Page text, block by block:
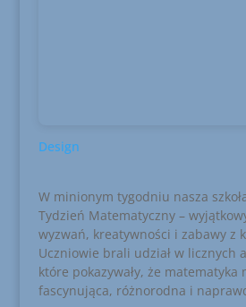
Design
W minionym tygodniu nasza
Tydzień Matematyczny –
wyzwań, kreatywności i zabawy z
Uczniowie brali udział w licznych
które pokazywały, że matematyka
fascynująca, różnorodna i